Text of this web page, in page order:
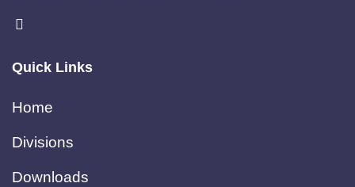
Quick Links
Home
Divisions
Downloads